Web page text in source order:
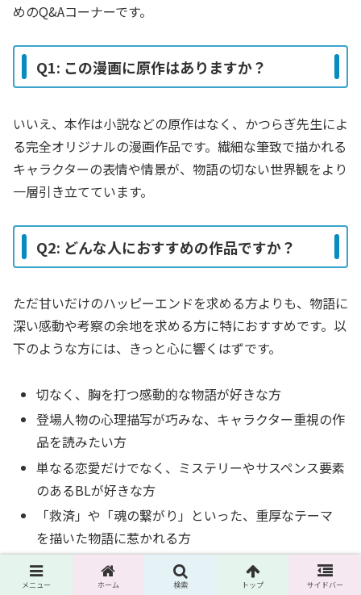
めのQ&Aコーナーです。
Q1: この漫画に原作はありますか？
いいえ、本作は小説などの原作はなく、かつらぎ先生によ
る完全オリジナルの漫画作品です。繊細な筆致で描かれる
キャラクターの表情や情景が、物語の切ない世界観をより
一層引き立てています。
Q2: どんな人におすすめの作品ですか？
ただ甘いだけのハッピーエンドを求める方よりも、物語に
深い感動や考察の余地を求める方に特におすすめです。以
下のような方には、きっと心に響くはずです。
切なく、胸を打つ感動的な物語が好きな方
登場人物の心理描写が巧みな、キャラクター重視の作
品を読みたい方
単なる恋愛だけでなく、ミステリーやサスペンス要素
のあるBLが好きな方
「救済」や「魂の繋がり」といった、重厚なテーマ
を描いた物語に惹かれる方
メニュー ホーム 検索 トップ サイドバー